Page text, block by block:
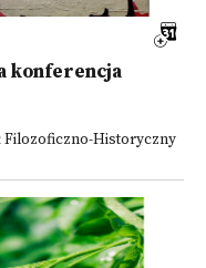
konferencja
Filozoficzno-Historyczny